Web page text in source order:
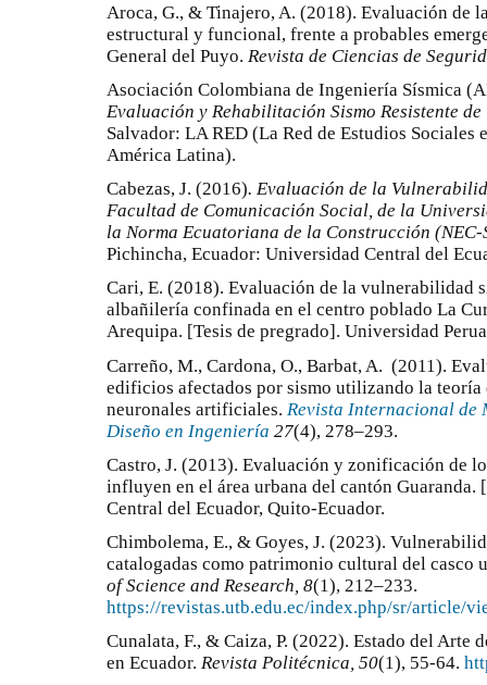
Aroca, G., & Tinajero, A. (2018). Evaluación de
estructural y funcional, frente a probables
General del Puyo. Revista de Ciencias de
Asociación Colombiana de Ingeniería Sísmica
Evaluación y Rehabilitación Sismo Resistente
Salvador: LA RED (La Red de Estudios Sociales
América Latina).
Cabezas, J. (2016). Evaluación de la
Facultad de Comunicación Social, de la
la Norma Ecuatoriana de la Construcción (NEC-
Pichincha, Ecuador: Universidad Central del
Cari, E. (2018). Evaluación de la vulnerabilidad
albañilería confinada en el centro poblado La
Arequipa. [Tesis de pregrado]. Universidad
Carreño, M., Cardona, O., Barbat, A. (2011).
edificios afectados por sismo utilizando la teoría
neuronales artificiales. Revista Internacional de
Diseño en Ingeniería 27(4), 278–293.
Castro, J. (2013). Evaluación y zonificación de
influyen en el área urbana del cantón
Central del Ecuador, Quito-Ecuador.
Chimbolema, E., & Goyes, J. (2023).
catalogadas como patrimonio cultural del casco
of Science and Research, 8(1), 212–233.
https://revistas.utb.edu.ec/index.php/sr/article/
Cunalata, F., & Caiza, P. (2022). Estado del Arte
en Ecuador. Revista Politécnica, 50(1), 55-64.